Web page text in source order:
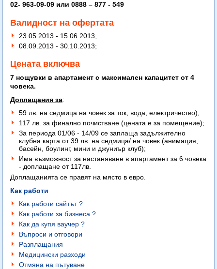
02- 963-09-09 или 0888 – 877 - 549
Валидност на офертата
23.05.2013 - 15.06.2013;
08.09.2013 - 30.10.2013;
Цената включва
7 нощувки в апартамент с максимален капацитет от 4
човека.
Доплащания за:
59 лв. на седмица на човек за ток, вода, електричество);
117 лв. за финално почистване (цената е за помещение);
За периода 01/06 - 14/09 се заплаща задължително
клубна карта от 39 лв. на седмица/ на човек (анимация,
басейн, боулинг, мини и джуниър клуб);
Има възможност за настаняване в апартамент за 6 човека
- доплащане от 117лв.
Доплащанията се правят на място в евро.
Как работи
Как работи сайтът ?
Как работи за бизнеса ?
Как да купя ваучер ?
Въпроси и отговори
Разплащания
Медицински разходи
Отмяна на пътуване